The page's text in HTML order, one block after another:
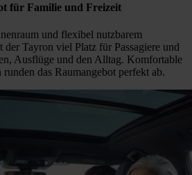
für Familie und Freizeit
und flexibel nutzbarem
Tayron viel Platz für Passagiere und
Ausflüge und den Alltag. Komfortable
das Raumangebot perfekt ab.